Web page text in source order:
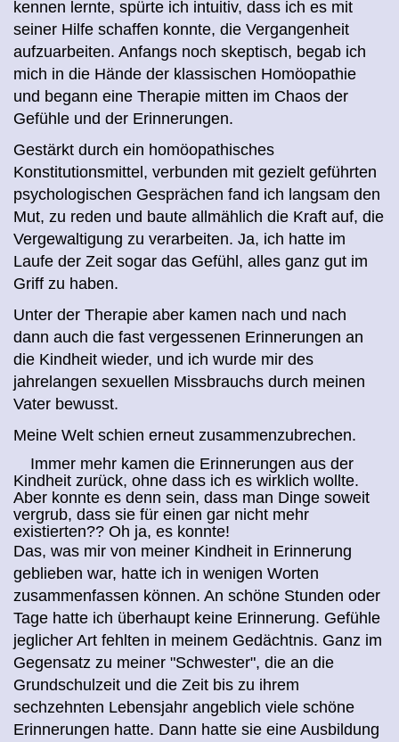
kennen lernte, spürte ich intuitiv, dass ich es mit
seiner Hilfe schaffen konnte, die Vergangenheit
aufzuarbeiten. Anfangs noch skeptisch, begab ich
mich in die Hände der klassischen Homöopathie
und begann eine Therapie mitten im Chaos der
Gefühle und der Erinnerungen.
Gestärkt durch ein homöopathisches
Konstitutionsmittel, verbunden mit gezielt geführten
psychologischen Gesprächen fand ich langsam den
Mut, zu reden und baute allmählich die Kraft auf, die
Vergewaltigung zu verarbeiten. Ja, ich hatte im
Laufe der Zeit sogar das Gefühl, alles ganz gut im
Griff zu haben.
Unter der Therapie aber kamen nach und nach
dann auch die fast vergessenen Erinnerungen an
die Kindheit wieder, und ich wurde mir des
jahrelangen sexuellen Missbrauchs durch meinen
Vater bewusst.
Meine Welt schien erneut zusammenzubrechen.
Immer mehr kamen die Erinnerungen aus der
Kindheit zurück, ohne dass ich es wirklich wollte.
Aber konnte es denn sein, dass man Dinge soweit
vergrub, dass sie für einen gar nicht mehr
existierten?? Oh ja, es konnte!
Das, was mir von meiner Kindheit in Erinnerung
geblieben war, hatte ich in wenigen Worten
zusammenfassen können. An schöne Stunden oder
Tage hatte ich überhaupt keine Erinnerung. Gefühle
jeglicher Art fehlten in meinem Gedächtnis. Ganz im
Gegensatz zu meiner "Schwester", die an die
Grundschulzeit und die Zeit bis zu ihrem
sechzehnten Lebensjahr angeblich viele schöne
Erinnerungen hatte. Dann hatte sie eine Ausbildung